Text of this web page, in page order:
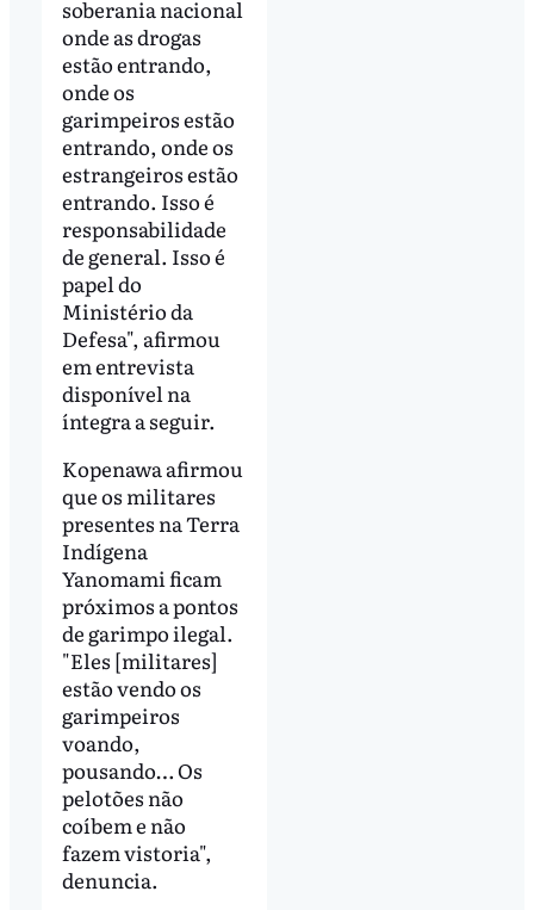
soberania nacional
onde as drogas
estão entrando,
onde os
garimpeiros estão
entrando, onde os
estrangeiros estão
entrando. Isso é
responsabilidade
de general. Isso é
papel do
Ministério da
Defesa", afirmou
em entrevista
disponível na
íntegra a seguir.
Kopenawa afirmou
que os militares
presentes na Terra
Indígena
Yanomami ficam
próximos a pontos
de garimpo ilegal.
"Eles [militares]
estão vendo os
garimpeiros
voando,
pousando… Os
pelotões não
coíbem e não
fazem vistoria",
denuncia.